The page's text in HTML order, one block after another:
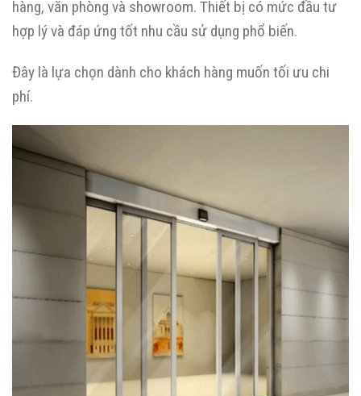
hàng, văn phòng và showroom. Thiết bị có mức đầu tư
hợp lý và đáp ứng tốt nhu cầu sử dụng phổ biến.
Đây là lựa chọn dành cho khách hàng muốn tối ưu chi
phí.